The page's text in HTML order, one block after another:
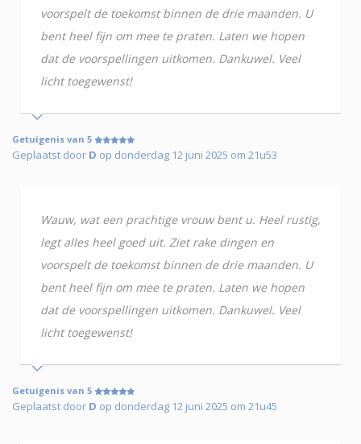
voorspelt de toekomst binnen de drie maanden. U
bent heel fijn om mee te praten. Laten we hopen
dat de voorspellingen uitkomen. Dankuwel. Veel
licht toegewenst!
Getuigenis van 5
Geplaatst door D op donderdag 12 juni 2025 om 21u53
Wauw, wat een prachtige vrouw bent u. Heel rustig,
legt alles heel goed uit. Ziet rake dingen en
voorspelt de toekomst binnen de drie maanden. U
bent heel fijn om mee te praten. Laten we hopen
dat de voorspellingen uitkomen. Dankuwel. Veel
licht toegewenst!
Getuigenis van 5
Geplaatst door D op donderdag 12 juni 2025 om 21u45